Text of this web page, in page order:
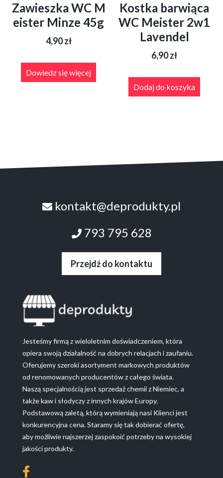
Zawieszka WC M
eister Minze 45g
4,90zł
Dowiedz się więcej
Kostka barwiąca
WC Meister 2w1
Lavendel
6,90zł
Dodaj do koszyka
kontakt@deprodukty.pl
793 795 628
Przejdź do kontaktu
Jesteśmy firmą z wieloletnim doświadczeniem, która
opiera swoją działalność na dobrych relacjach i zaufaniu.
Oferujemy szeroki asortyment markowych produktów
od renomowanych producentów z całego świata.
Naszą specjalnością jest sprzedaż chemii z Niemiec, a
także kaw i słodyczy z innych krajów Europy.
Podstawową zaletą, którą wymieniają nasi Klienci jest
konkurencyjna cena. Staramy się tak dobierać ofertę,
aby możliwie najszerzej zaspokoić potrzeby na wysokiej
jakości produkty.